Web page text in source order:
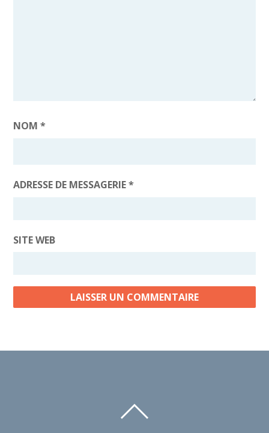
NOM*
ADRESSE DE MESSAGERIE*
SITE WEB